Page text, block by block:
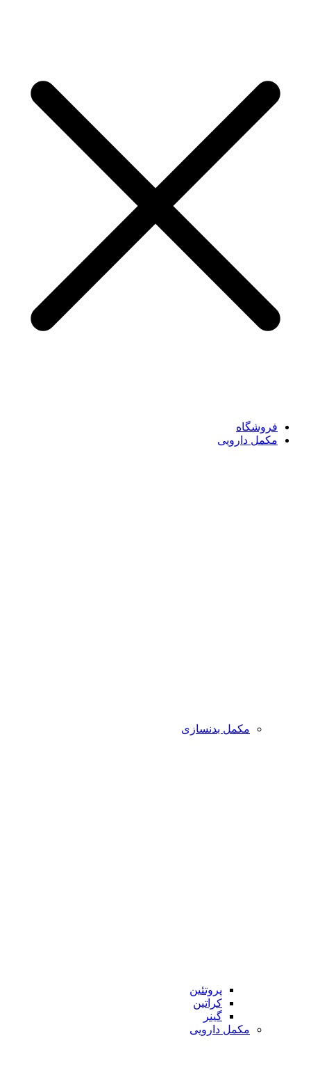
فروشگاه
مکمل دارویی
مکمل بدنسازی
پروتئین
کراتین
گینر
مکمل دارویی